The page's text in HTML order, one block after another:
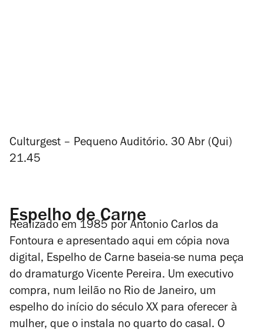
Culturgest – Pequeno Auditório. 30 Abr (Qui)
21.45
Espelho de Carne
Realizado em 1985 por Antonio Carlos da
Fontoura e apresentado aqui em cópia nova
digital, Espelho de Carne baseia-se numa peça
do dramaturgo Vicente Pereira. Um executivo
compra, num leilão no Rio de Janeiro, um
espelho do início do século XX para oferecer à
mulher, que o instala no quarto do casal. O